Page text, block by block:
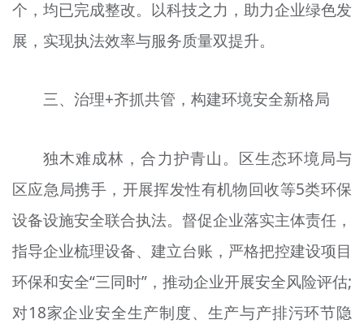
个，均已完成整改。以科技之力，助力企业绿色发
展，实现执法效率与服务质量双提升。
三、治理+齐抓共管，构建环境安全新格局
独木难成林，合力护青山。区生态环境局与
区应急局携手，开展挥发性有机物回收等5类环保
设备设施安全联合执法。督促企业落实主体责任，
指导企业梳理设备、建立台账，严格把控建设项目
环保和安全“三同时”，推动企业开展安全风险评估;
对18家企业安全生产制度、生产与产排污环节隐